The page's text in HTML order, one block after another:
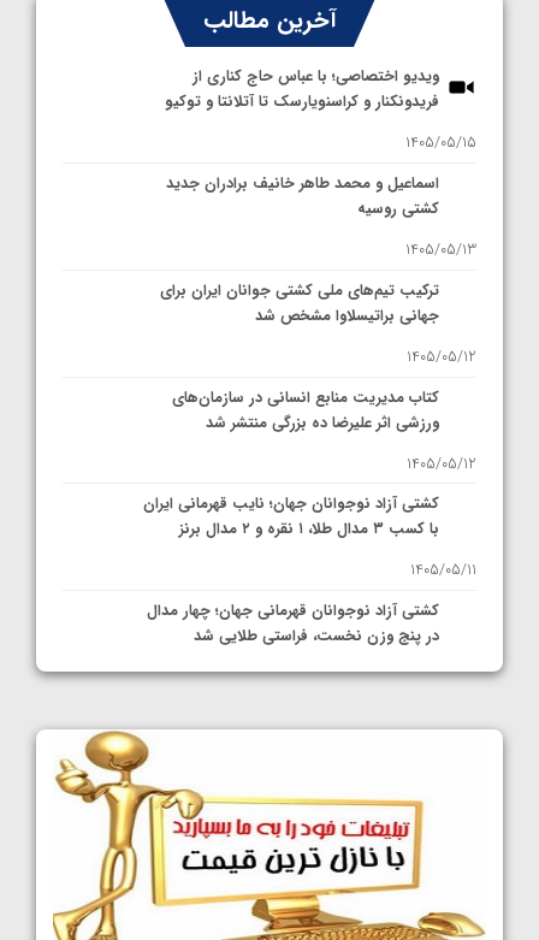
آخرین مطالب
ویدیو اختصاصی؛ با عباس حاج کناری از
فریدونکنار و کراسنویارسک تا آتلانتا و توکیو
1405/05/15
اسماعیل و محمد طاهر خانیف برادران جدید
کشتی روسیه
1405/05/13
ترکیب تیم‌های ملی کشتی جوانان ایران برای
جهانی براتیسلاوا مشخص شد
1405/05/12
کتاب مدیریت منابع انسانی در سازمان‌های
ورزشی اثر علیرضا ده بزرگی منتشر شد
1405/05/12
کشتی آزاد نوجوانان جهان؛ نایب قهرمانی ایران
با کسب ۳ مدال طلا، ۱ نقره و ۲ مدال برنز
1405/05/11
کشتی آزاد نوجوانان قهرمانی جهان؛ چهار مدال
در پنج وزن نخست، فراستی طلایی شد
1405/05/11
کشتی آزاد نوجوانان جهان؛ رقبای نمایندگان
ایران مشخص شدند
1405/05/08
کشتی فرنگی نوجوانان جهان؛ سکوی تیمی